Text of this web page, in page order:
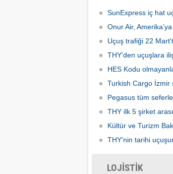
olacak.SunExpress iç hat
Onur Air,
Uçuş trafiği 22
THY'den uçuşlara
HES Kodu
Turkish Cargo İzmir
Pegasus tüm
THY ilk 5 şirket
Kültür ve Turizm
THY'nin tarihi
LOJİSTİK